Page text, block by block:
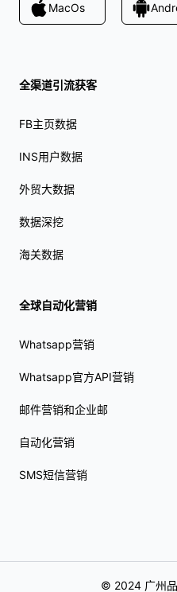
MacOs
全渠道引流获客
FB主页数据
INS用户数据
外贸大数据
数据深挖
海关数据
全球自动化营销
Whatsapp营销
Whatsapp官方API营销
邮件营销和企业邮
自动化营销
SMS短信营销
© 2024 广州